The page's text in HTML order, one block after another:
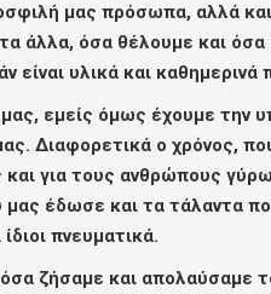
μας πρόσωπα, αλλά
άλλα, όσα θέλουμε και
είναι υλικά και καθημερινά
εμείς όμως έχουμε την
Διαφορετικά ο χρόνος,
για τους ανθρώπους
έδωσε και τα τάλαντα
πνευματικά.
ζήσαμε και απολαύσαμε